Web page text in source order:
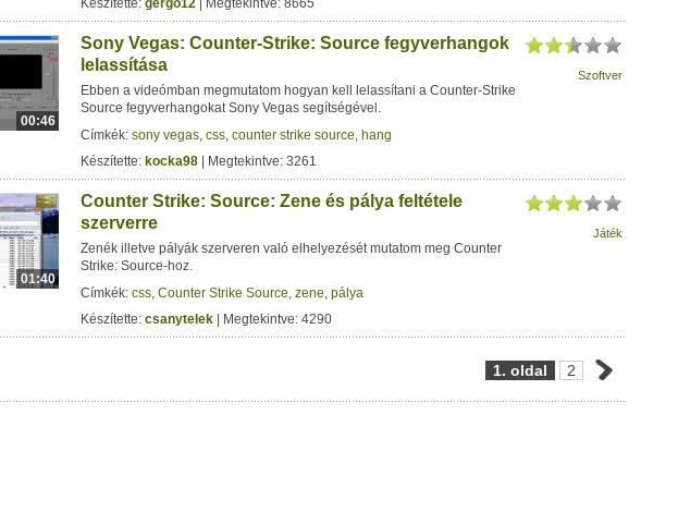
Készítette: gergo12 | Megtekintve: 8665
00:46
Sony Vegas: Counter-Strike: Source fegyverhangok
lelassítása
Ebben a videómban megmutatom hogyan kell lelassítani a Counter-Strike
Source fegyverhangokat Sony Vegas segítségével.
Címkék: sony vegas, css, counter strike source, hang
Készítette: kocka98 | Megtekintve: 3261
Szoftver
01:40
Counter Strike: Source: Zene és pálya feltétele
szerverre
Zenék illetve pályák szerveren való elhelyezését mutatom meg Counter
Strike: Source-hoz.
Címkék: css, Counter Strike Source, zene, pálya
Készítette: csanytelek | Megtekintve: 4290
Játék
1. oldal 2